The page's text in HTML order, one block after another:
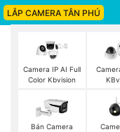
LẮP CAMERA TÂN PHÚ
Camera IP AI Full
Color Kbvision
Bán Camera